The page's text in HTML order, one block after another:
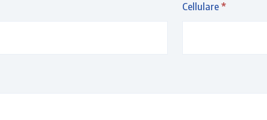
Cellulare *